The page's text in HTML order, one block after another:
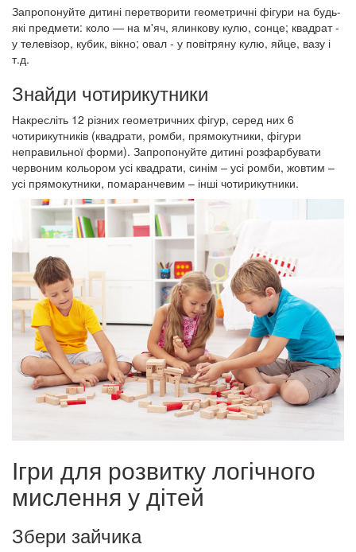
Запропонуйте дитині перетворити геометричні фігури на будь-
які предмети: коло — на м'яч, ялинкову кулю, сонце; квадрат -
у телевізор, кубик, вікно; овал - у повітряну кулю, яйце, вазу і
т.д.
Знайди чотирикутники
Накресліть 12 різних геометричних фігур, серед них 6
чотирикутників (квадрати, ромби, прямокутники, фігури
неправильної форми). Запропонуйте дитині розфарбувати
червоним кольором усі квадрати, синім – усі ромби, жовтим –
усі прямокутники, помаранчевим – інші чотирикутники.
Ігри для розвитку логічного
мислення у дітей
Збери зайчика